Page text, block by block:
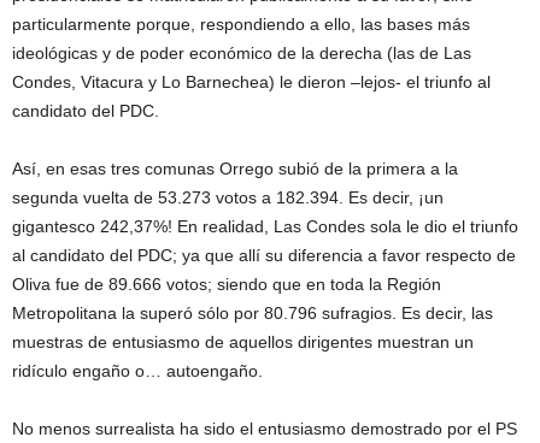
particularmente porque, respondiendo a ello, las bases más
ideológicas y de poder económico de la derecha (las de Las
Condes, Vitacura y Lo Barnechea) le dieron –lejos- el triunfo al
candidato del PDC.
Así, en esas tres comunas Orrego subió de la primera a la
segunda vuelta de 53.273 votos a 182.394. Es decir, ¡un
gigantesco 242,37%! En realidad, Las Condes sola le dio el triunfo
al candidato del PDC; ya que allí su diferencia a favor respecto de
Oliva fue de 89.666 votos; siendo que en toda la Región
Metropolitana la superó sólo por 80.796 sufragios. Es decir, las
muestras de entusiasmo de aquellos dirigentes muestran un
ridículo engaño o… autoengaño.
No menos surrealista ha sido el entusiasmo demostrado por el PS